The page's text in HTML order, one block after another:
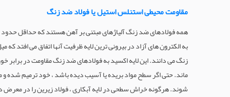
مقاومت محیطی استنلس استیل یا فولاد ضد زنگ
به الکترون های آزاد در بیرونی ترین لایه ظرفیت آنها اتفاق می
زنگ می دانند. این لایه اکسید به فولادهای ضد زنگ مقاومت در
ماند. حتی اگر سطح مواد بریده یا آسیب دیده باشد ، خود ترمیم شده
شوند. هرگونه خراش سطحی در لایه آبکاری ، فولاد زیرین را در